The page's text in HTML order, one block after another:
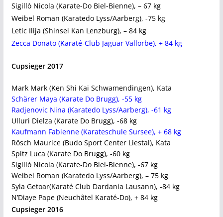
Sigillò Nicola (Karate-Do Biel-Bienne), – 67 kg
Weibel Roman (Karatedo Lyss/Aarberg), -75 kg
Letic Ilija (Shinsei Kan Lenzburg), – 84 kg
Zecca Donato (Karaté-Club Jaguar Vallorbe), + 84 kg
Cupsieger 2017
Mark Mark (Ken Shi Kai Schwamendingen), Kata
Schärer Maya (Karate Do Brugg), -55 kg
Radjenovic Nina (Karatedo Lyss/Aarberg), -61 kg
Ulluri Dielza (Karate Do Brugg), -68 kg
Kaufmann Fabienne (Karateschule Sursee), + 68 kg
Rösch Maurice (Budo Sport Center Liestal), Kata
Spitz Luca (Karate Do Brugg), -60 kg
Sigillò Nicola (Karate-Do Biel-Bienne), -67 kg
Weibel Roman (Karatedo Lyss/Aarberg), – 75 kg
Syla Getoar(Karaté Club Dardania Lausann), -84 kg
N’Diaye Pape (Neuchâtel Karaté-Do), + 84 kg
Cupsieger 2016